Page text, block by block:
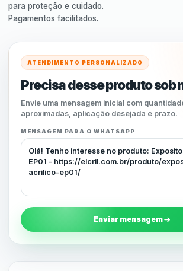
para proteção e cuidado.
Pagamentos facilitados.
ATENDIMENTO PERSONALIZADO
Precisa desse produto sob
Envie uma mensagem inicial com
aproximadas, aplicação desejada e prazo.
MENSAGEM PARA O WHATSAPP
Enviar mensagem